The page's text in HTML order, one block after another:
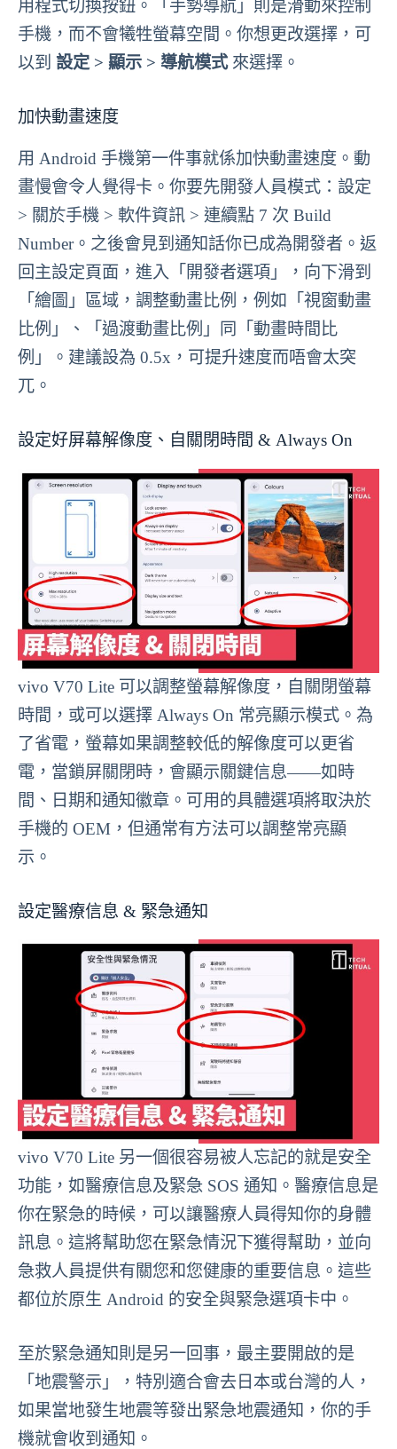
用程式切換按鈕。「手勢導航」則是滑動來控制
手機，而不會犧牲螢幕空間。你想更改選擇，可
以到 設定 > 顯示 > 導航模式來選擇。
加快動畫速度
用 Android 手機第一件事就係加快動畫速度。動
畫慢會令人覺得卡。你要先開發人員模式：設定
> 關於手機 > 軟件資訊 > 連續點 7 次 Build
Number。之後會見到通知話你已成為開發者。返
回主設定頁面，進入「開發者選項」，向下滑到
「繪圖」區域，調整動畫比例，例如「視窗動畫
比例」、「過渡動畫比例」同「動畫時間比
例」。建議設為 0.5x，可提升速度而唔會太突
兀。
設定好屏幕解像度、自關閉時間 & Always On
vivo V70 Lite 可以調整螢幕解像度，自關閉螢幕
時間，或可以選擇 Always On 常亮顯示模式。為
了省電，螢幕如果調整較低的解像度可以更省
電，當鎖屏關閉時，會顯示關鍵信息——如時
間、日期和通知徽章。可用的具體選項將取決於
手機的 OEM，但通常有方法可以調整常亮顯
示。
設定醫療信息 & 緊急通知
vivo V70 Lite 另一個很容易被人忘記的就是安全
功能，如醫療信息及緊急 SOS 通知。醫療信息是
你在緊急的時候，可以讓醫療人員得知你的身體
訊息。這將幫助您在緊急情況下獲得幫助，並向
急救人員提供有關您和您健康的重要信息。這些
都位於原生 Android 的安全與緊急選項卡中。
至於緊急通知則是另一回事，最主要開啟的是
「地震警示」，特別適合會去日本或台灣的人，
如果當地發生地震等發出緊急地震通知，你的手
機就會收到通知。